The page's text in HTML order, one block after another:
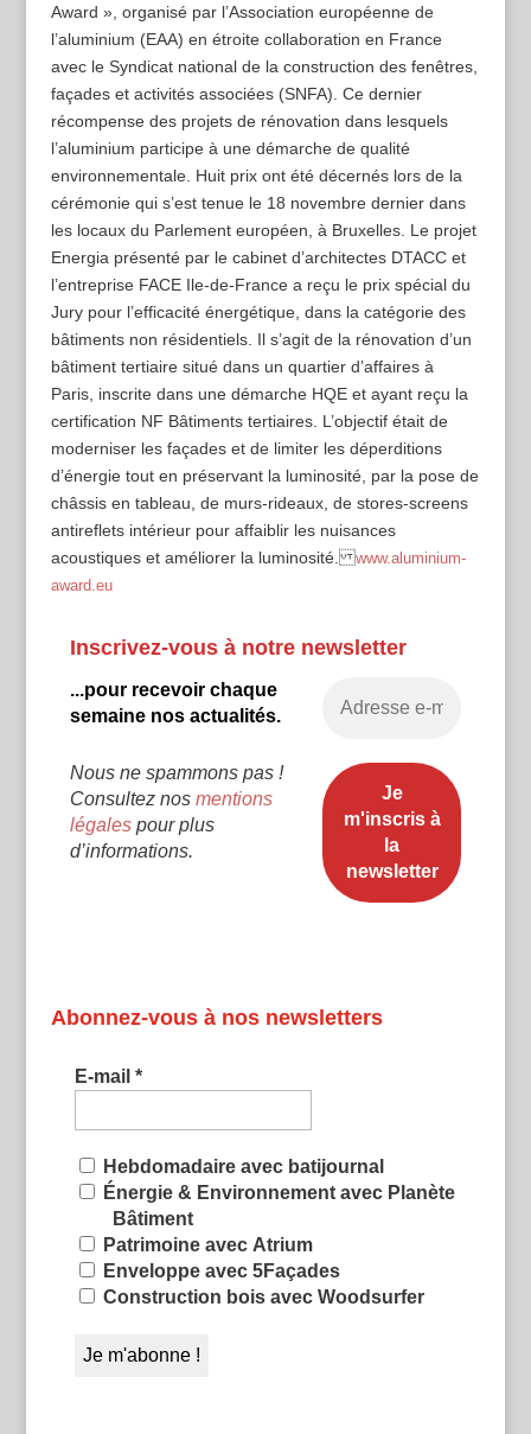
Award », organisé par l’Association européenne de
l’aluminium (EAA) en étroite collaboration en France
avec le Syndicat national de la construction des fenêtres,
façades et activités associées (SNFA). Ce dernier
récompense des projets de rénovation dans lesquels
l’aluminium participe à une démarche de qualité
environnementale. Huit prix ont été décernés lors de la
cérémonie qui s’est tenue le 18 novembre dernier dans
les locaux du Parlement européen, à Bruxelles. Le projet
Energia présenté par le cabinet d’architectes DTACC et
l’entreprise FACE Ile-de-France a reçu le prix spécial du
Jury pour l’efficacité énergétique, dans la catégorie des
bâtiments non résidentiels. Il s’agit de la rénovation d’un
bâtiment tertiaire situé dans un quartier d’affaires à
Paris, inscrite dans une démarche HQE et ayant reçu la
certification NF Bâtiments tertiaires. L’objectif était de
moderniser les façades et de limiter les déperditions
d’énergie tout en préservant la luminosité, par la pose de
châssis en tableau, de murs-rideaux, de stores-screens
antireflets intérieur pour affaiblir les nuisances
acoustiques et améliorer la luminosité.www.aluminium-
award.eu
Inscrivez-vous à notre newsletter
...pour recevoir chaque
semaine nos actualités.
Nous ne spammons pas !
Consultez nos mentions
légalespour plus
d’informations.
Abonnez-vous à nos newsletters
E-mail *
Hebdomadaire avec batijournal
Énergie & Environnement avec Planète
Bâtiment
Patrimoine avec Atrium
Enveloppe avec 5Façades
Construction bois avec Woodsurfer